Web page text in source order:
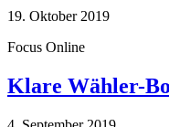
19. Oktober 2019
Focus Online
Klare Wähler-